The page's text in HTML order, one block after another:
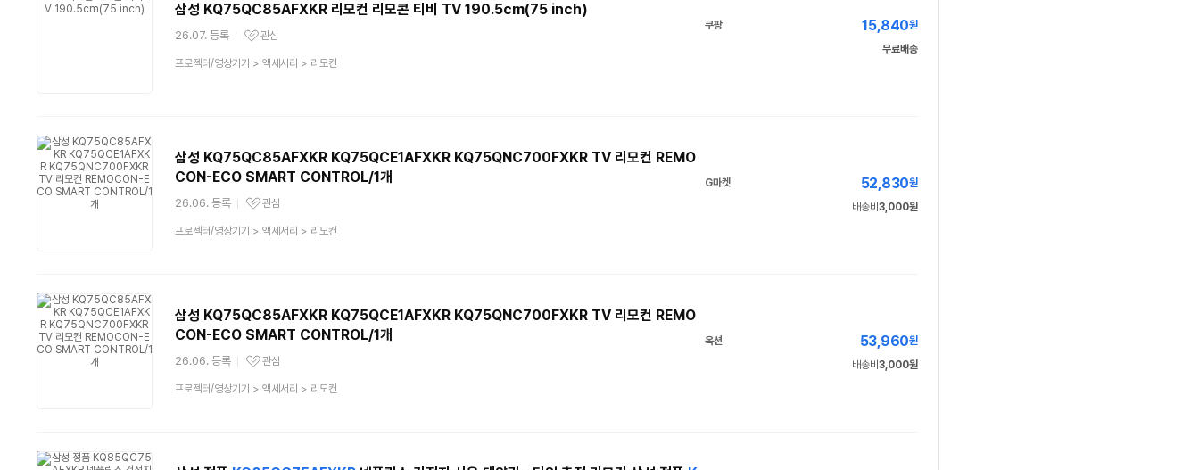
삼성 KQ75QC85AFXKR 리모컨 리모콘 티비 TV 190.5cm(75 inch)
26.07. 등록
관심상품
관심
상
프로젝터/영상기기 > 액세서리 > 리모컨
쿠팡 15,840원
무료배송
삼성 KQ75QC85AFXKR KQ75QCE1AFXKR KQ75QNC700FXKR TV 리모컨 REMO
CON-ECO SMART CONTROL/1개
26.06. 등록
관심상품
관심
상
프로젝터/영상기기 > 액세서리 > 리모컨
G마켓 52,830원
배송비 3,000원
삼성 KQ75QC85AFXKR KQ75QCE1AFXKR KQ75QNC700FXKR TV 리모컨 REMO
CON-ECO SMART CONTROL/1개
26.06. 등록
관심상품
관심
상
프로젝터/영상기기 > 액세서리 > 리모컨
옥션 53,960원
배송비 3,000원